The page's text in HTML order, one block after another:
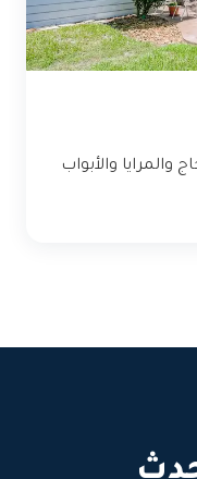
والمرايا والأبواب